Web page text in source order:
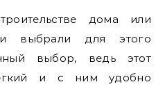
дома или
выбрали для этого
выбор, ведь этот
и с ним удобно